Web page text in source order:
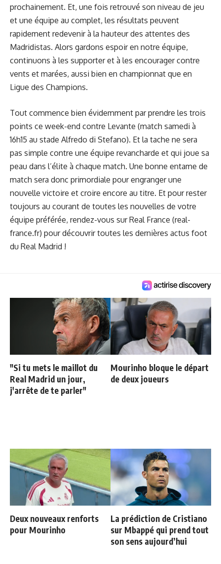
prochainement. Et, une fois retrouvé son niveau de jeu
et une équipe au complet, les résultats peuvent
rapidement redevenir à la hauteur des attentes des
Madridistas. Alors gardons espoir en notre équipe,
continuons à les supporter et à les encourager contre
vents et marées, aussi bien en championnat que en
Ligue des Champions.
Tout commence bien évidemment par prendre les trois
points ce week-end contre Levante (match samedi à
16h15 au stade Alfredo di Stefano). Et la tache ne sera
pas simple contre une équipe revancharde et qui joue sa
peau dans l’élite à chaque match. Une bonne entame de
match sera donc primordiale pour engranger une
nouvelle victoire et croire encore au titre. Et pour rester
toujours au courant de toutes les nouvelles de votre
équipe préférée, rendez-vous surReal France (real-
france.fr) pour découvrir toutes les dernières actus foot
du Real Madrid !
"Si tu mets le maillot du
Real Madrid un jour,
j'arrête de te parler"
Mourinho bloque le départ
de deux joueurs
Deux nouveaux renforts
pour Mourinho
La prédiction de Cristiano
sur Mbappé qui prend tout
son sens aujourd’hui